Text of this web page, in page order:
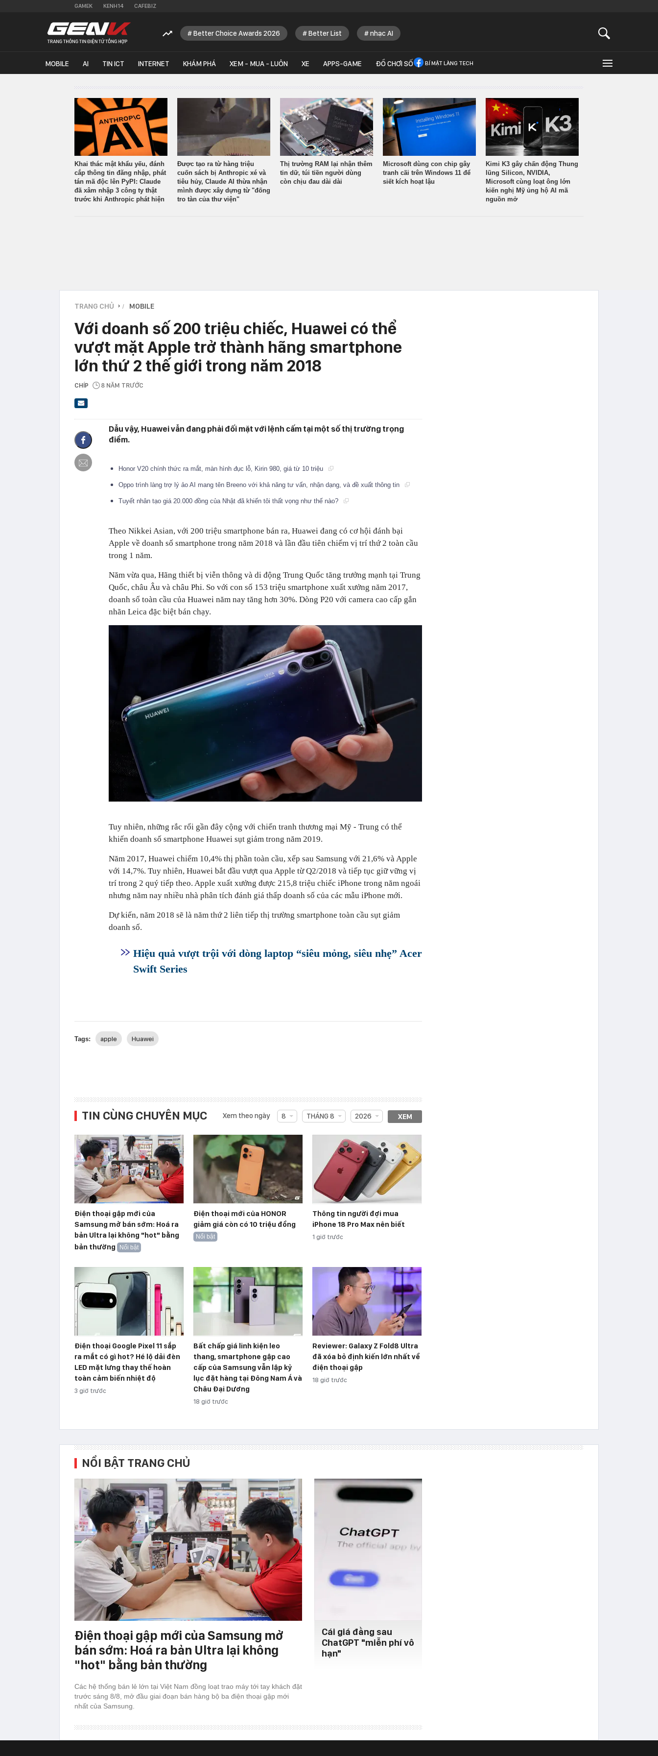
GAMEK KENH14 CAFEBIZ
Better Choice Awards 2026 Better List nhạc AI
MOBILE AI TIN ICT INTERNET KHÁM PHÁ XEM - MUA - LUÔN XE APPS-GAME ĐỒ CHƠI SỐ BÍ MẬT LÀNG TECH
Khai thác mật khẩu yếu, đánh
cắp thông tin đăng nhập, phát
tán mã độc lên PyPI: Claude
đã xâm nhập 3 công ty thật
trước khi Anthropic phát hiện
Được tạo ra từ hàng triệu
cuốn sách bị Anthropic xé và
tiêu hủy, Claude AI thừa nhận
mình được xây dựng từ "đống
tro tàn của thư viện"
Thị trường RAM lại nhận thêm
tin dữ, túi tiền người dùng
còn chịu đau dài dài
Microsoft dùng con chip gây
tranh cãi trên Windows 11 để
siết kích hoạt lậu
Kimi K3 gây chấn động Thung
lũng Silicon, NVIDIA,
Microsoft cùng loạt ông lớn
kiến nghị Mỹ ủng hộ AI mã
nguồn mở
TRANG CHỦ › MOBILE
Với doanh số 200 triệu chiếc, Huawei có thể
vượt mặt Apple trở thành hãng smartphone
lớn thứ 2 thế giới trong năm 2018
CHÍP 8 NĂM TRƯỚC
Dẫu vậy, Huawei vẫn đang phải đối mặt với lệnh cấm tại một số thị trường trọng
điểm.
Honor V20 chính thức ra mắt, màn hình đục lỗ, Kirin 980, giá từ 10 triệu
Oppo trình làng trợ lý ảo AI mang tên Breeno với khả năng tư vấn, nhận dạng, và đề xuất thông tin
Tuyết nhân tạo giá 20.000 đồng của Nhật đã khiến tôi thất vọng như thế nào?
Theo Nikkei Asian, với 200 triệu smartphone bán ra, Huawei đang có cơ hội đánh bại
Apple về doanh số smartphone trong năm 2018 và lần đầu tiên chiếm vị trí thứ 2 toàn cầu
trong 1 năm.
Năm vừa qua, Hãng thiết bị viễn thông và di động Trung Quốc tăng trưởng mạnh tại Trung
Quốc, châu Âu và châu Phi. So với con số 153 triệu smartphone xuất xưởng năm 2017,
doanh số toàn cầu của Huawei năm nay tăng hơn 30%. Dòng P20 với camera cao cấp gắn
nhãn Leica đặc biệt bán chạy.
Tuy nhiên, những rắc rối gần đây cộng với chiến tranh thương mại Mỹ - Trung có thể
khiến doanh số smartphone Huawei sụt giảm trong năm 2019.
Năm 2017, Huawei chiếm 10,4% thị phần toàn cầu, xếp sau Samsung với 21,6% và Apple
với 14,7%. Tuy nhiên, Huawei bắt đầu vượt qua Apple từ Q2/2018 và tiếp tục giữ vững vị
trí trong 2 quý tiếp theo. Apple xuất xưởng được 215,8 triệu chiếc iPhone trong năm ngoái
nhưng năm nay nhiều nhà phân tích đánh giá thấp doanh số của các mẫu iPhone mới.
Dự kiến, năm 2018 sẽ là năm thứ 2 liên tiếp thị trường smartphone toàn cầu sụt giảm
doanh số.
Hiệu quả vượt trội với dòng laptop “siêu mỏng, siêu nhẹ” Acer
Swift Series
Tags: apple Huawei
TIN CÙNG CHUYÊN MỤC Xem theo ngày 8 THÁNG 8 2026 XEM
Điện thoại gập mới của
Samsung mở bán sớm: Hoá ra
bản Ultra lại không "hot" bằng
bản thường
Nổi bật
Điện thoại mới của HONOR
giảm giá còn có 10 triệu đồng
Nổi bật
Thông tin người đợi mua
iPhone 18 Pro Max nên biết
1 giờ trước
Điện thoại Google Pixel 11 sắp
ra mắt có gì hot? Hé lộ dải đèn
LED mặt lưng thay thế hoàn
toàn cảm biến nhiệt độ
3 giờ trước
Bất chấp giá linh kiện leo
thang, smartphone gập cao
cấp của Samsung vẫn lập kỷ
lục đặt hàng tại Đông Nam Á và
Châu Đại Dương
18 giờ trước
Reviewer: Galaxy Z Fold8 Ultra
đã xóa bỏ định kiến lớn nhất về
điện thoại gập
18 giờ trước
NỔI BẬT TRANG CHỦ
Điện thoại gập mới của Samsung mở
bán sớm: Hoá ra bản Ultra lại không
"hot" bằng bản thường
Các hệ thống bán lẻ lớn tại Việt Nam đồng loạt trao máy tới tay khách đặt
trước sáng 8/8, mở đầu giai đoạn bán hàng bộ ba điện thoại gập mới
nhất của Samsung.
Cái giá đằng sau
ChatGPT "miễn phí vô
hạn"